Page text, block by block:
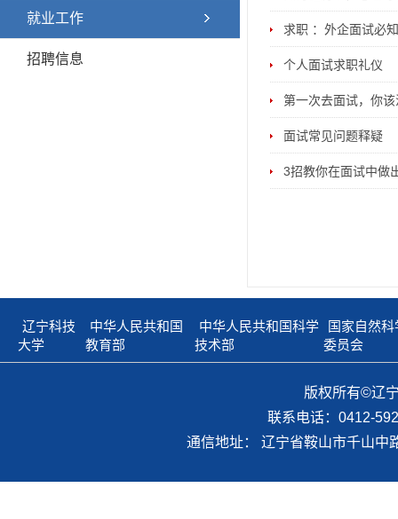
数据科学与大数据系
就业工作
招聘信息
求职 ：外企面试必
个人面试求职礼仪
第一次去面试，你
面试常见问题释疑
3招教你在面试中做
辽宁科技
大学
中华人民共和国
教育部
中华人民共和国科学
技术部
国家自然
委员会
版权所有©辽
联系电话：0412-
通信地址： 辽宁省鞍山市千山中